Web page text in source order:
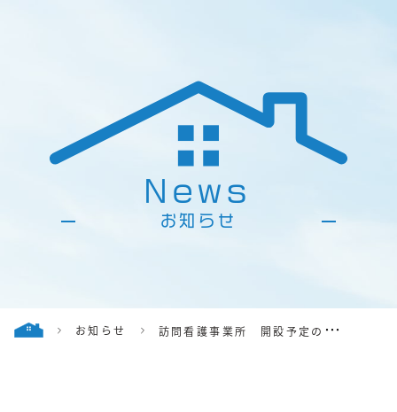
News
お知らせ
お知らせ
訪問看護事業所 開設予定のお知